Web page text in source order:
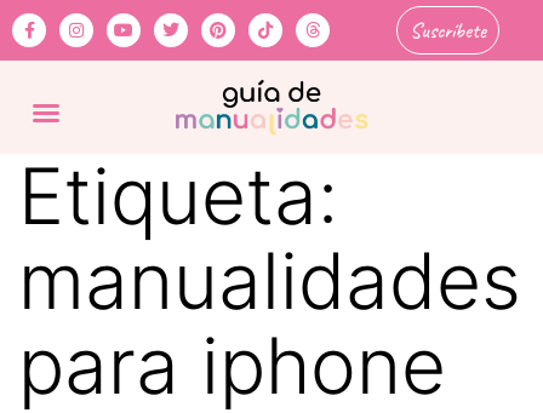
Suscríbete
Etiqueta:
manualidades
para iphone